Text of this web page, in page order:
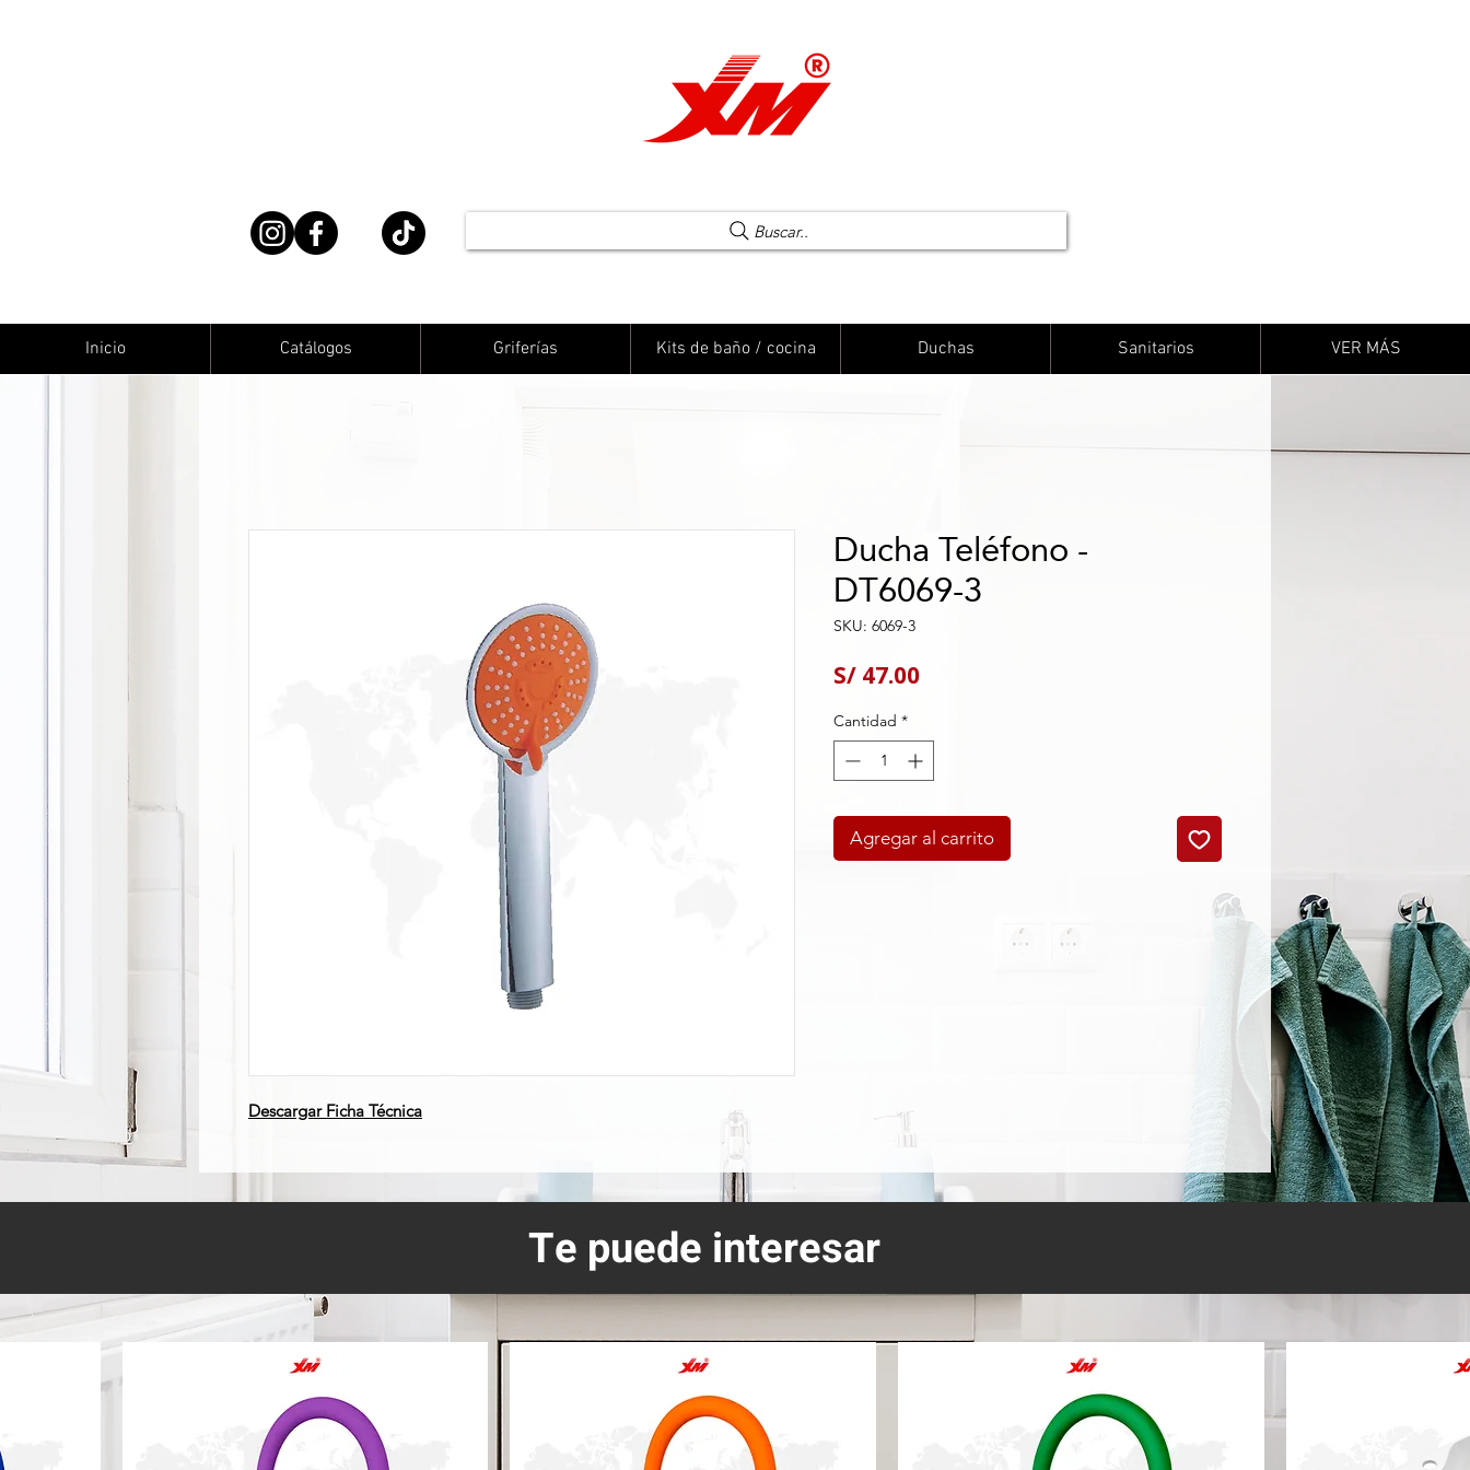
Buscar..
Inicio Catálogos Griferías Kits de baño / cocina Duchas Sanitarios VER MÁS
Descargar Ficha Técnica
Ducha Teléfono -
DT6069-3
SKU: 6069-3
S/ 47.00Precio
Cantidad *
Agregar al carrito
Te puede interesar